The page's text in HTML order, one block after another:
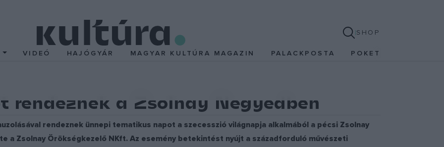
SHOP
VIDEÓ HAJÓGYÁR MAGYAR KULTÚRA MAGAZIN PALACKPOSTA POKET
rendeznek a Zsolnay Negyedben
rendeznek ünnepi tematikus napot a szecesszió világnapja alkalmából a pécsi Zsolnay
a Zsolnay Örökségkezelő NKft. Az esemény betekintést nyújt a századforduló művészeti